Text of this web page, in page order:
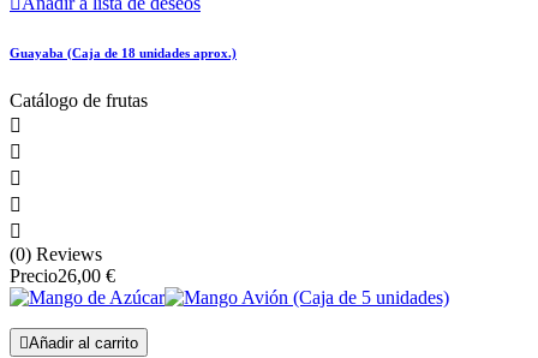
Guayaba (Caja de 18 unidades aprox.)
Catálogo de frutas





(0) Reviews
Precio26,00 €
Añadir al carrito